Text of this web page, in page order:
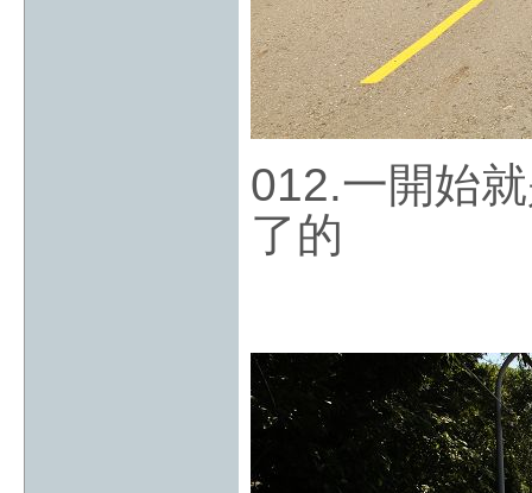
012.一開始
了的